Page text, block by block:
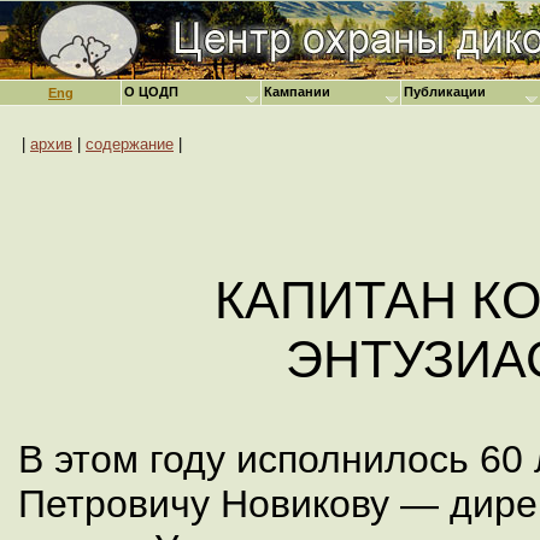
Eng
архив содержание
КАПИТАН
В этом году исполнилось
Петровичу Новикову —
О ЦОДП Кампании Публикации